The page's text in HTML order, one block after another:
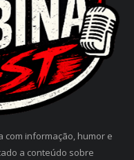
com informação, humor e
a conteúdo sobre